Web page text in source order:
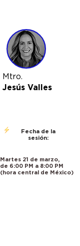
Mtro.
Jesús Valles
Fecha de la
sesión:
Martes 21 de marzo,
de 6:00 PM a 8:00 PM
(hora central de México)